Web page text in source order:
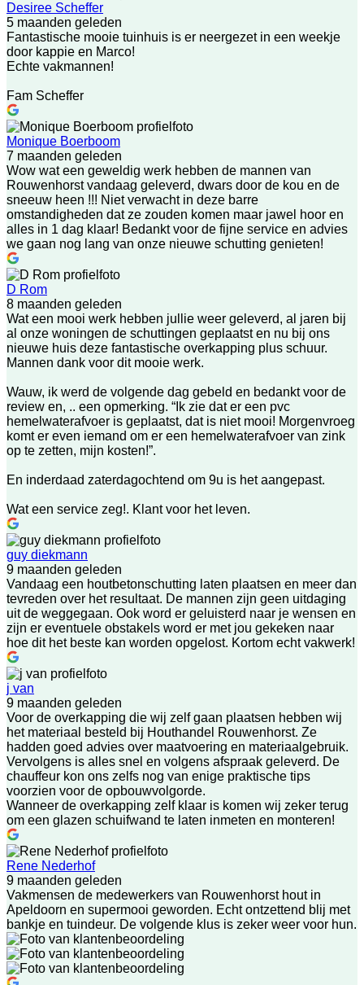
Desiree Scheffer
5 maanden geleden
Fantastische mooie tuinhuis is er neergezet in een weekje
door kappie en Marco!
Echte vakmannen!
Fam Scheffer
Monique Boerboom
7 maanden geleden
Wow wat een geweldig werk hebben de mannen van
Rouwenhorst vandaag geleverd, dwars door de kou en de
sneeuw heen !!! Niet verwacht in deze barre
omstandigheden dat ze zouden komen maar jawel hoor en
alles in 1 dag klaar! Bedankt voor de fijne service en advies
we gaan nog lang van onze nieuwe schutting genieten!
D Rom
8 maanden geleden
Wat een mooi werk hebben jullie weer geleverd, al jaren bij
al onze woningen de schuttingen geplaatst en nu bij ons
nieuwe huis deze fantastische overkapping plus schuur.
Mannen dank voor dit mooie werk.
Wauw, ik werd de volgende dag gebeld en bedankt voor de
review en, .. een opmerking. “Ik zie dat er een pvc
hemelwaterafvoer is geplaatst, dat is niet mooi! Morgenvroeg
komt er even iemand om er een hemelwaterafvoer van zink
op te zetten, mijn kosten!”.
En inderdaad zaterdagochtend om 9u is het aangepast.
Wat een service zeg!. Klant voor het leven.
guy diekmann
9 maanden geleden
Vandaag een houtbetonschutting laten plaatsen en meer dan
tevreden over het resultaat. De mannen zijn geen uitdaging
uit de weggegaan. Ook word er geluisterd naar je wensen en
zijn er eventuele obstakels word er met jou gekeken naar
hoe dit het beste kan worden opgelost. Kortom echt vakwerk!
j van
9 maanden geleden
Voor de overkapping die wij zelf gaan plaatsen hebben wij
het materiaal besteld bij Houthandel Rouwenhorst. Ze
hadden goed advies over maatvoering en materiaalgebruik.
Vervolgens is alles snel en volgens afspraak geleverd. De
chauffeur kon ons zelfs nog van enige praktische tips
voorzien voor de opbouwvolgorde.
Wanneer de overkapping zelf klaar is komen wij zeker terug
om een glazen schuifwand te laten inmeten en monteren!
Rene Nederhof
9 maanden geleden
Vakmensen de medewerkers van Rouwenhorst hout in
Apeldoorn en supermooi geworden. Echt ontzettend blij met
bankje en tuindeur. De volgende klus is zeker weer voor hun.